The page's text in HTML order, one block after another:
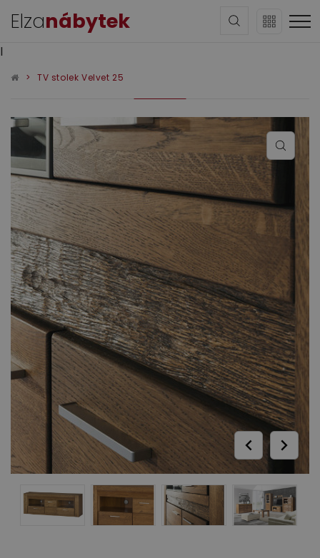
Elzanábytek
Sedací soupravy
Obývací pokoj
Ložnice
l
TV stolek Velvet 25